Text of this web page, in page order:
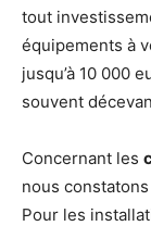
tout
équipements à
jusqu’à 10 000
souvent
Concernant les
nous
Pour les